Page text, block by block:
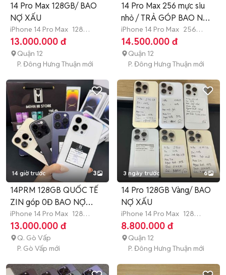
14 Pro Max 128GB/ BAO
NỢ XẤU
iPhone 14 Pro Max 128
GB Hết bảo hành
13.000.000 đ
Quận 12
P. Đông Hưng Thuận mới
14 Pro Max 256 mực siu
nhỏ / TRẢ GÓP BAO NỢ
XẤU
iPhone 14 Pro Max 256
GB Hết bảo hành
14.500.000 đ
Quận 12
P. Đông Hưng Thuận mới
14 giờ trước 3
14PRM 128GB QUỐC TẾ
ZIN góp 0Đ BAO NỢ
XẤU
iPhone 14 Pro Max 128
GB >12 tháng
13.000.000 đ
Q. Gò Vấp
P. Gò Vấp mới
3 ngày trước 6
14 Pro 128GB Vàng/ BAO
NỢ XẤU
iPhone 14 Pro Max 128
GB Hết bảo hành
8.800.000 đ
Quận 12
P. Đông Hưng Thuận mới